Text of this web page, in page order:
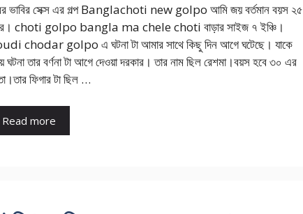
ভাবির সেক্স এর গল্প Banglachoti new golpo আমি জয় বর্তমান বয়স ২৫
choti golpo bangla ma chele choti বাড়ার সাইজ ৭ ইঞ্চি।
chodar golpo এ ঘটনা টা আমার সাথে কিছু দিন আগে ঘটেছে। যাকে
ঘটনা তার বর্ণনা টা আগে দেওয়া দরকার। তার নাম ছিল রেশমা।বয়স হবে ৩০ এর
ফিগার টা ছিল …
Read more